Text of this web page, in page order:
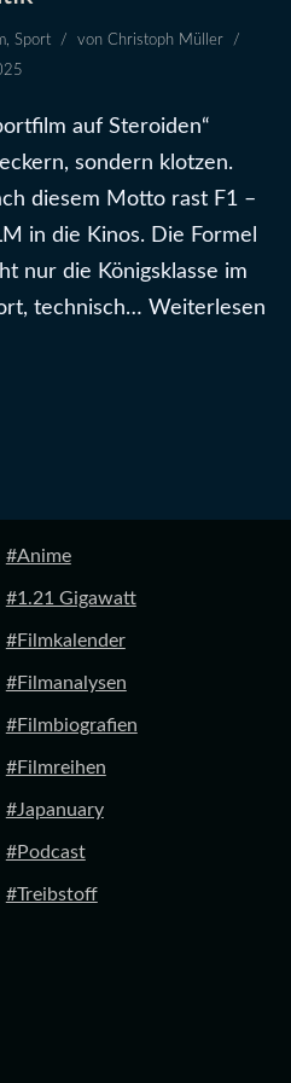
, Sport von Christoph Müller
auf Steroiden“
sondern klotzen.
diesem Motto rast F1 –
in die Kinos. Die Formel
nur die Königsklasse im
technisch… Weiterlesen
#Anime
#1.21 Gigawatt
#Filmkalender
#Filmanalysen
#Filmbiografien
#Filmreihen
#Japanuary
#Podcast
#Treibstoff